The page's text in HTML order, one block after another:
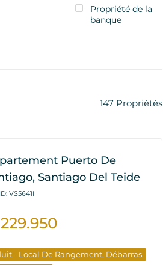
Propriété de la
banque
147 Propriétés
Puerto De
Santiago Del Teide
VS5641I
- Local De Rangement. Débarras